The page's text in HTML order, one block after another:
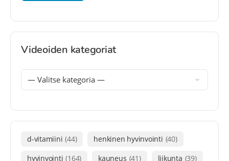
Videoiden kategoriat
d-vitamiini (44) henkinen hyvinvointi (40)
hyvinvointi (164) kauneus (41) liikunta (39)